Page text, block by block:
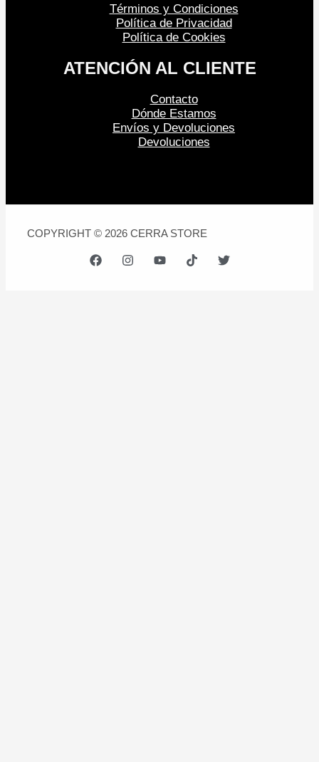
Términos y Condiciones
Política de Privacidad
Política de Cookies
ATENCIÓN AL CLIENTE
Contacto
Dónde Estamos
Envíos y Devoluciones
Devoluciones
COPYRIGHT © 2026 CERRA STORE